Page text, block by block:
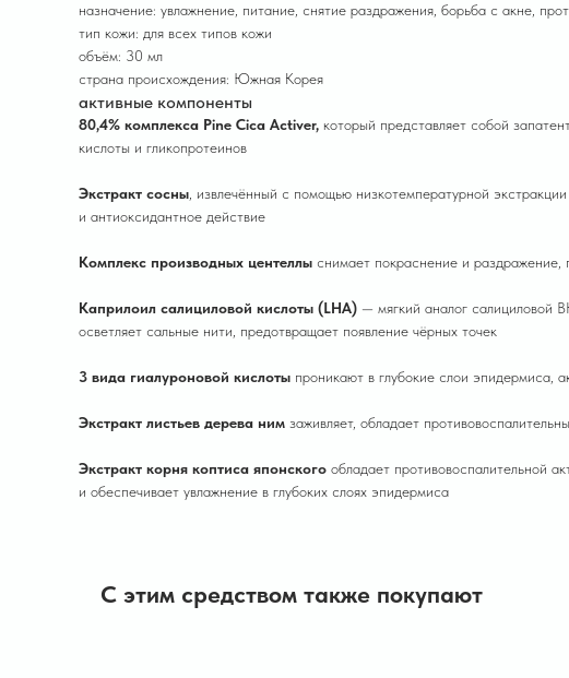
назначение: увлажнение, питание, снятие раздражения, борьба с акне,
тип кожи: для всех типов кожи
объём: 30 мл
страна происхождения: Южная Корея
активные компоненты
80,4% комплекса Pine Cica Activer, который представляет собой
кислоты и гликопротеинов
Экстракт сосны , извлечённый с помощью низкотемпературной
и антиоксидантное действие
Комплекс производных центеллы снимает покраснение и раздражение,
Каприлоил салициловой кислоты (LHA) — мягкий аналог салициловой
осветляет сальные нити, предотвращает появление чёрных точек
3 вида гиалуроновой кислоты проникают в глубокие слои эпидермиса,
Экстракт листьев дерева ним заживляет, обладает
Экстракт корня коптиса японского обладает противовоспалительной
и обеспечивает увлажнение в глубоких слоях эпидермиса
С этим средством также покупают